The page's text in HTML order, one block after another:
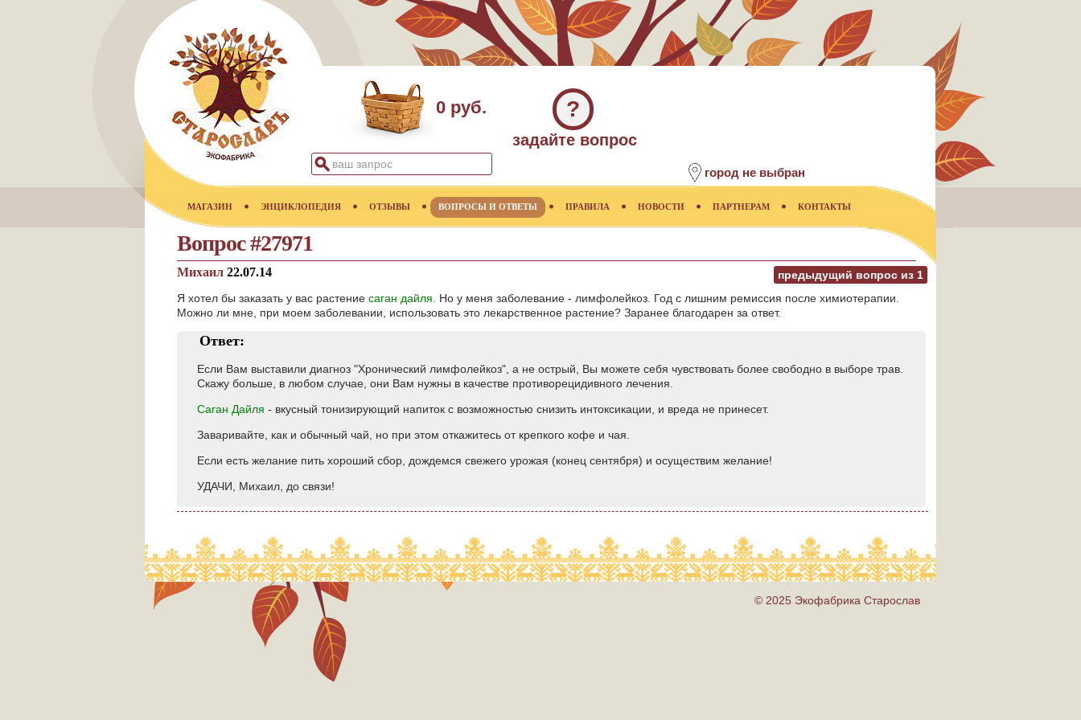
0 руб. ?
задайте вопрос
город не выбран
МАГАЗИН ЭНЦИКЛОПЕДИЯ ОТЗЫВЫ ВОПРОСЫ И ОТВЕТЫ ПРАВИЛА НОВОСТИ ПАРТНЕРАМ КОНТАКТЫ
Вопрос #27971
предыдущий вопрос из 1
Михаил 22.07.14
Я хотел бы заказать у вас растение саган дайля . Но у меня заболевание - лимфолейкоз. Год с лишним ремиссия после химиотерапии.
Можно ли мне, при моем заболевании, использовать это лекарственное растение? Заранее благодарен за ответ.
Ответ:
Если Вам выставили диагноз "Хронический лимфолейкоз", а не острый, Вы можете себя чувствовать более свободно в выборе трав.
Скажу больше, в любом случае, они Вам нужны в качестве противорецидивного лечения.
Саган Дайля - вкусный тонизирующий напиток с возможностью снизить интоксикации, и вреда не принесет.
Заваривайте, как и обычный чай, но при этом откажитесь от крепкого кофе и чая.
Если есть желание пить хороший сбор, дождемся свежего урожая (конец сентября) и осуществим желание!
УДАЧИ, Михаил, до связи!
© 2025 Экофабрика Старослав